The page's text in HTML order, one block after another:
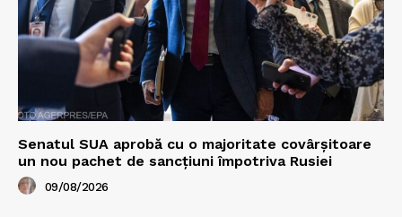
Senatul SUA aprobă cu o majoritate covârșitoare
un nou pachet de sancțiuni împotriva Rusiei
09/08/2026